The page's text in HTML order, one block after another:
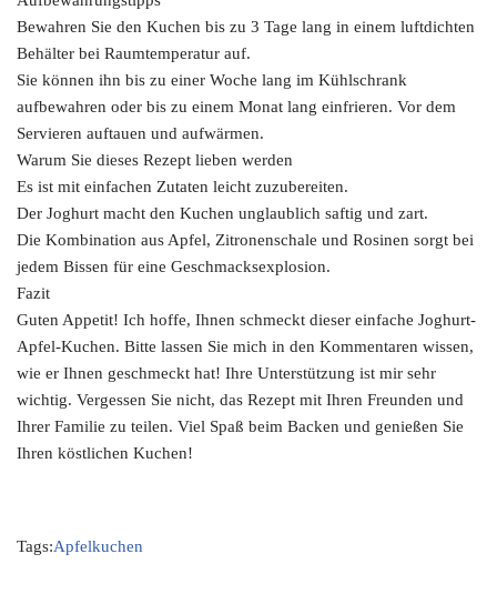
Bewahren Sie den Kuchen bis zu 3 Tage lang in einem luftdichten
Behälter bei Raumtemperatur auf.
Sie können ihn bis zu einer Woche lang im Kühlschrank
aufbewahren oder bis zu einem Monat lang einfrieren. Vor dem
Servieren auftauen und aufwärmen.
Warum Sie dieses Rezept lieben werden
Es ist mit einfachen Zutaten leicht zuzubereiten.
Der Joghurt macht den Kuchen unglaublich saftig und zart.
Die Kombination aus Apfel, Zitronenschale und Rosinen sorgt bei
jedem Bissen für eine Geschmacksexplosion.
Fazit
Guten Appetit! Ich hoffe, Ihnen schmeckt dieser einfache Joghurt-
Apfel-Kuchen. Bitte lassen Sie mich in den Kommentaren wissen,
wie er Ihnen geschmeckt hat! Ihre Unterstützung ist mir sehr
wichtig. Vergessen Sie nicht, das Rezept mit Ihren Freunden und
Ihrer Familie zu teilen. Viel Spaß beim Backen und genießen Sie
Ihren köstlichen Kuchen!
Tags:Apfelkuchen